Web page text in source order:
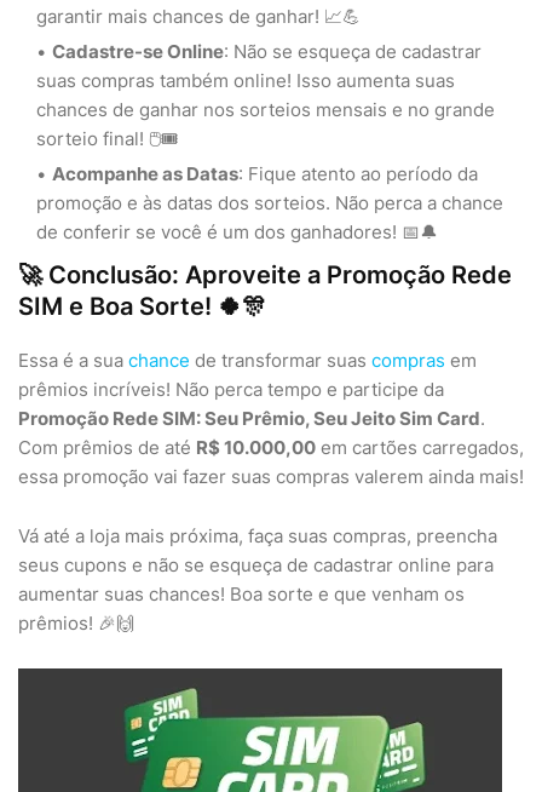
garantir mais chances de ganhar! 📈💪
Cadastre-se Online: Não se esqueça de cadastrar
suas compras também online! Isso aumenta suas
chances de ganhar nos sorteios mensais e no grande
sorteio final! 🖱️🎟️
Acompanhe as Datas: Fique atento ao período da
promoção e às datas dos sorteios. Não perca a chance
de conferir se você é um dos ganhadores! 📅🔔
🚀 Conclusão: Aproveite a Promoção Rede
SIM e Boa Sorte! 🍀🎊
Essa é a sua chance de transformar suas compras em
prêmios incríveis! Não perca tempo e participe da
Promoção Rede SIM: Seu Prêmio, Seu Jeito Sim Card.
Com prêmios de até R$ 10.000,00 em cartões carregados,
essa promoção vai fazer suas compras valerem ainda mais!
Vá até a loja mais próxima, faça suas compras, preencha
seus cupons e não se esqueça de cadastrar online para
aumentar suas chances! Boa sorte e que venham os
prêmios! 🎉🙌